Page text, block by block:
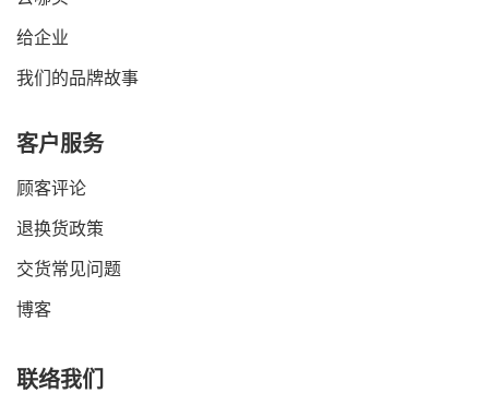
给企业
我们的品牌故事
客户服务
顾客评论
退换货政策
交货常见问题
博客
联络我们